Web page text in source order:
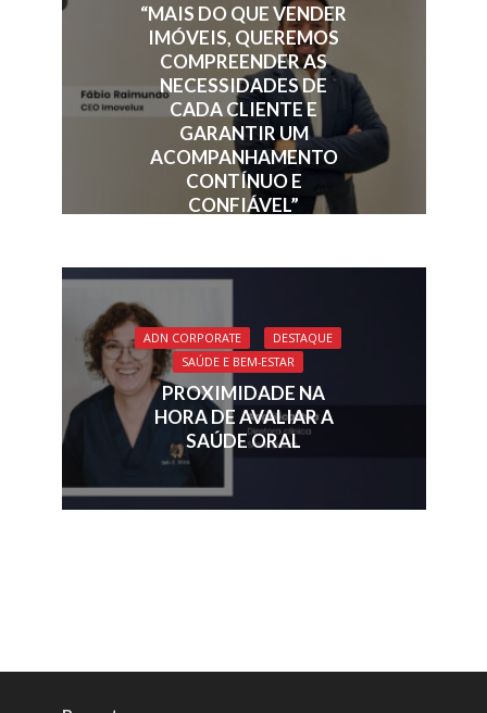
“MAIS DO QUE VENDER
IMÓVEIS, QUEREMOS
COMPREENDER AS
NECESSIDADES DE
CADA CLIENTE E
GARANTIR UM
ACOMPANHAMENTO
CONTÍNUO E
CONFIÁVEL”
ADN CORPORATE
DESTAQUE
SAÚDE E BEM-ESTAR
PROXIMIDADE NA
HORA DE AVALIAR A
SAÚDE ORAL